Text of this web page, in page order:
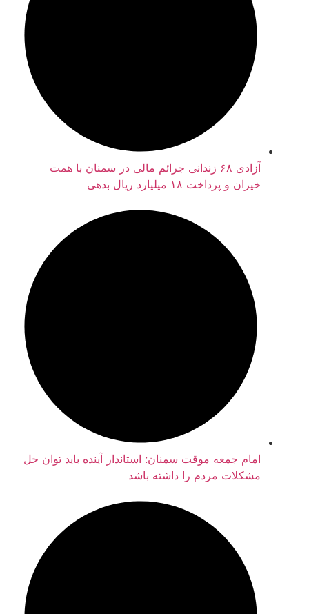
آزادی ۶۸ زندانی جرائم مالی در سمنان با همت
خیران و پرداخت ۱۸ میلیارد ریال بدهی
امام جمعه موقت سمنان: استاندار آینده باید توان حل
مشکلات مردم را داشته باشد